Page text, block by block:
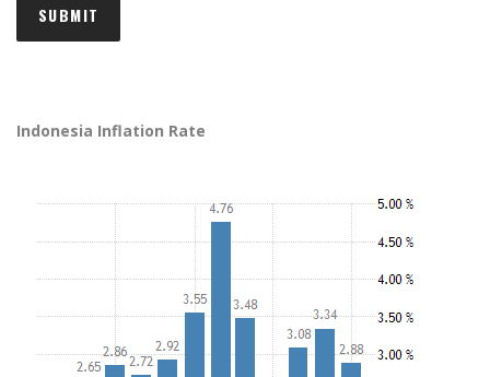
Indonesia Inflation Rate